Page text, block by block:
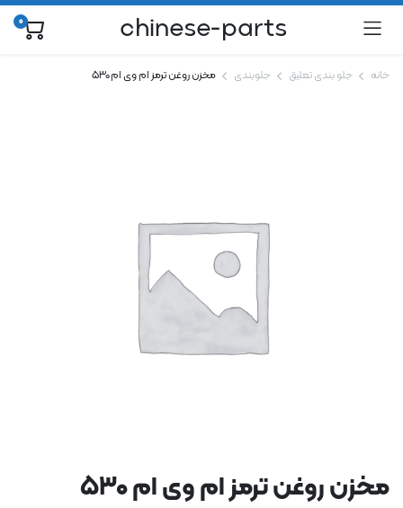
chinese-parts
0
خانه جلو بندی تعلیق جلوبندی مخزن روغن ترمز ام وی ام ۵۳۰
مخزن روغن ترمز ام وی ام ۵۳۰